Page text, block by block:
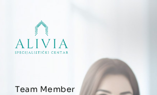
Team Member